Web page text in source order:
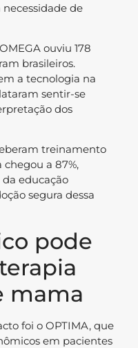
de
ouviu 178
brasileiros.
a tecnologia na
sentir-se
dos
treinamento
a 87%,
educação
segura dessa
pode
mama
foi o OPTIMA, que
em pacientes